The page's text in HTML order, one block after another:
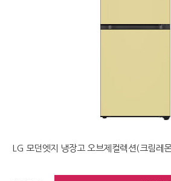
LG 모던엣지 냉장고 오브제컬렉션(크림레